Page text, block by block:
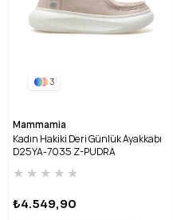
3
Mammamia
Kadın Hakiki Deri Günlük Ayakkabı
D25YA-7035 Z-PUDRA
★ ★ ★ ★ ★
₺4.549,90